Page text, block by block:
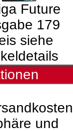
Future
179
siehe
und